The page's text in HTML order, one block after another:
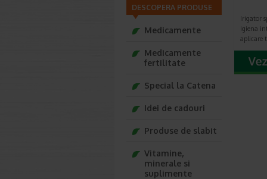
Irigator
igiena
aplicare
DESCOPERA PRODUSE
Medicamente
Medicamente
fertilitate
Special la Catena
Idei de cadouri
Produse de slabit
Vitamine,
minerale si
suplimente